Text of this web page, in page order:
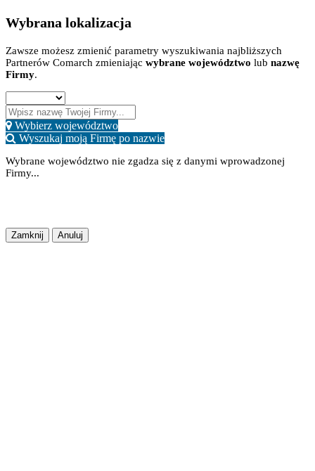
Wybrana lokalizacja
Zawsze możesz zmienić parametry wyszukiwania najbliższych
Partnerów Comarch zmieniając wybrane województwo lub nazwę
Firmy.
Wybierz województwo
Wyszukaj moją Firmę po nazwie
Wybrane województwo nie zgadza się z danymi wprowadzonej
Firmy...
Zamknij Anuluj